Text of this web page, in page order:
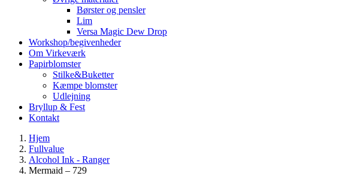
Børster og pensler
Lim
Versa Magic Dew Drop
Workshop/begivenheder
Om Virkeværk
Papirblomster
Stilke&Buketter
Kæmpe blomster
Udlejning
Bryllup & Fest
Kontakt
Hjem
Fullvalue
Alcohol Ink - Ranger
Mermaid – 729